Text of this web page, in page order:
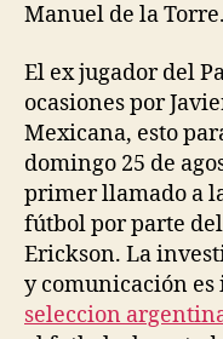
Manuel de la Torre.
El ex jugador del
ocasiones por
Mexicana, esto
domingo 25 de
primer llamado a
fútbol por parte
Erickson. La
y comunicación
seleccion